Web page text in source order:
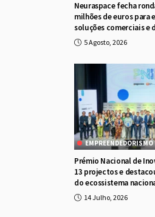
Neuraspace fecha
milhões de euros para
soluções comerciais e
5 Agosto, 2026
EMPREENDEDORISMO
Prémio Nacional de
13 projectos e
do ecossistema
14 Julho, 2026